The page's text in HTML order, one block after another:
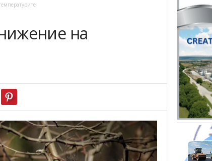
на